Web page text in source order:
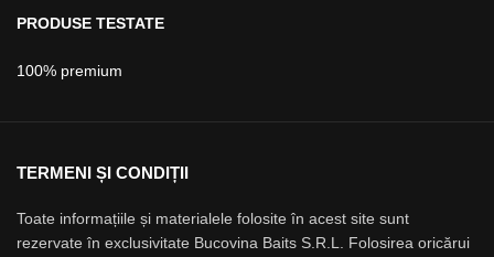
PRODUSE TESTATE
100% premium
TERMENI ȘI CONDIȚII
Toate informațiile și materialele folosite în acest site sunt
rezervate în exclusivitate Bucovina Baits S.R.L. Folosirea oricărui